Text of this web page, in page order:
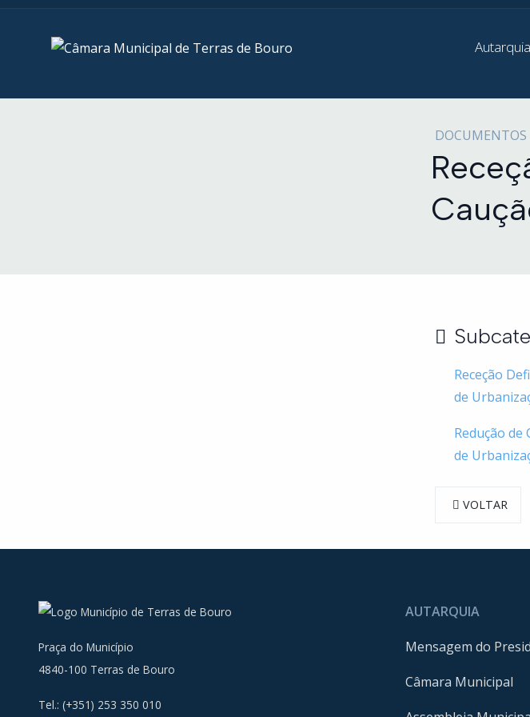
Autarquia
DOCUMENTOS
Receção
de
Redução de
de
VOLTAR
Praça do Município
4840-100 Terras de Bouro
Tel.: (+351) 253 350 010
AUTARQUIA
Mensagem do
Câmara Municipal